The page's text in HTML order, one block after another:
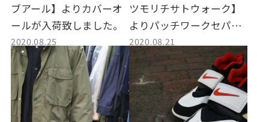
ブアール】よりカバーオ
ールが入荷致しました。
2020.08.25
ツモリチサトウォーク】
よりパッチワークセパレ
ートパンプスが入荷致し
ました。
2020.08.21